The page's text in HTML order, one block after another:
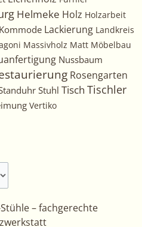
Helmeke Holz Holzarbeit
Kommode Lackierung Landkreis
Massivholz Matt Möbelbau
Nussbaum
Rosengarten
Stuhl Tisch Tischler
Vertiko
– fachgerechte